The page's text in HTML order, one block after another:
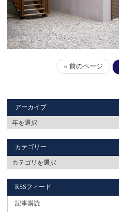
« 前のページ
アーカイブ
カテゴリー
RSSフィード
記事購読